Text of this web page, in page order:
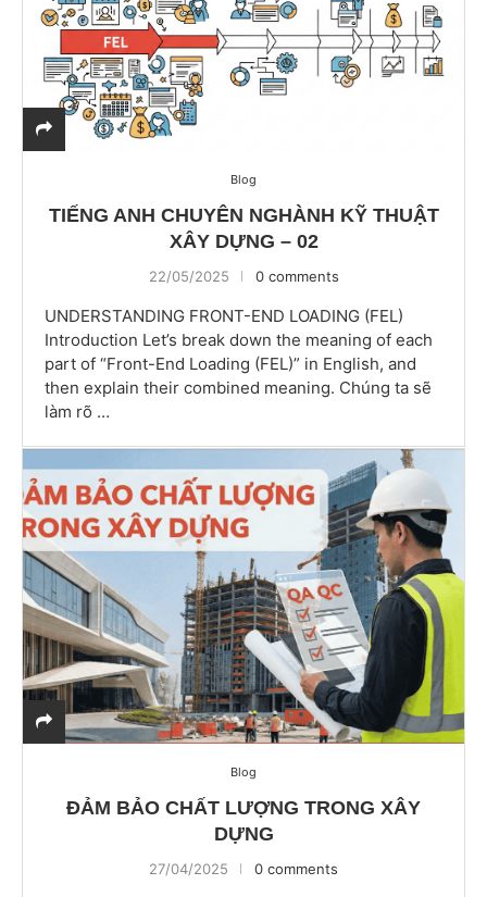
Blog
TIẾNG ANH CHUYÊN NGHÀNH KỸ THUẬT
XÂY DỰNG – 02
22/05/2025 0 comments
UNDERSTANDING FRONT-END LOADING (FEL)
Introduction Let’s break down the meaning of each
part of “Front-End Loading (FEL)” in English, and
then explain their combined meaning. Chúng ta sẽ
làm rõ …
Blog
ĐẢM BẢO CHẤT LƯỢNG TRONG XÂY
DỰNG
27/04/2025 0 comments